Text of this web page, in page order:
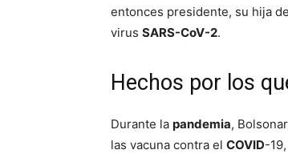
entonces presidente, su hija
virus SARS-CoV-2.
Hechos por los
Durante la pandemia,
las vacuna contra el COVID-